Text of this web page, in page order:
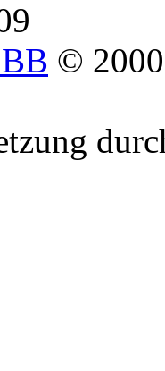
©